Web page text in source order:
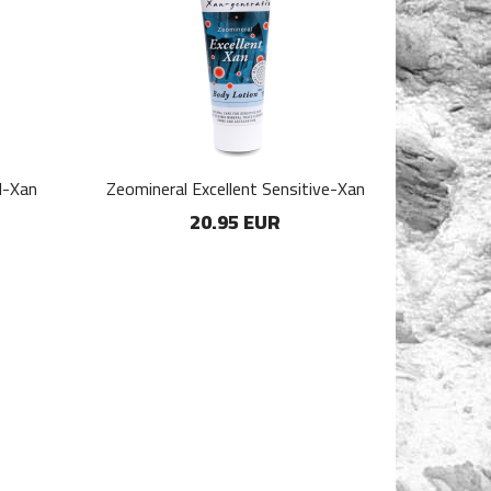
Xan Zeomineral Excellent Sensitive-Xan
20.95 EUR